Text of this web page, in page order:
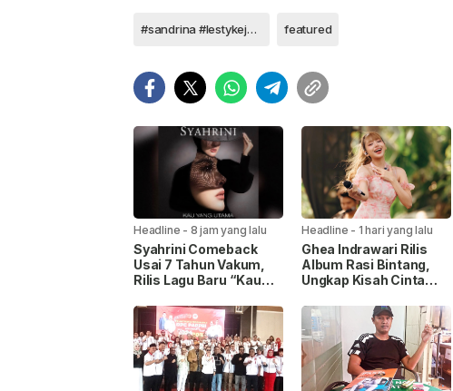
#sandrina #lestykejora #ayutingting #adi2021 featured
Headline - 8 jam yang lalu
Syahrini Comeback
Usai 7 Tahun Vakum,
Rilis Lagu Baru “Kau
Keluarga
Headline - 1 hari yang lalu
Ghea Indrawari Rilis
Album Rasi Bintang,
Ungkap Kisah Cinta